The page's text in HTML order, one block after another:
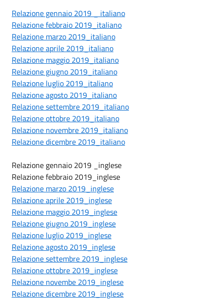
Relazione gennaio 2019 _ italiano
Relazione febbraio 2019_italiano
Relazione marzo 2019_italiano
Relazione aprile 2019_italiano
Relazione maggio 2019_italiano
Relazione giugno 2019_italiano
Relazione luglio 2019_italiano
Relazione agosto 2019_italiano
Relazione settembre 2019_italiano
Relazione ottobre 2019_italiano
Relazione novembre 2019_italiano
Relazione dicembre 2019_italiano
Relazione gennaio 2019 _inglese
Relazione febbraio 2019_inglese
Relazione marzo 2019_inglese
Relazione aprile 2019_inglese
Relazione maggio 2019_inglese
Relazione giugno 2019_inglese
Relazione luglio 2019_inglese
Relazione agosto 2019_inglese
Relazione settembre 2019_inglese
Relazione ottobre 2019_inglese
Relazione novembe 2019_inglese
Relazione dicembre 2019_inglese